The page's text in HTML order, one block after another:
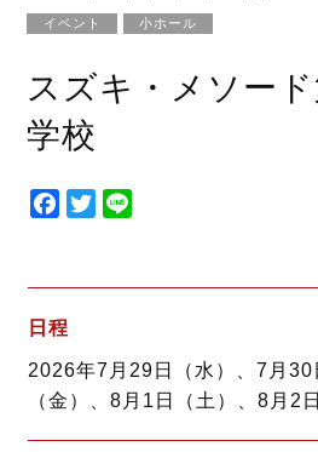
イベント 小ホール
スズキ・メソー
学校
F
e
b
o
k
T
t
r
e
日程
2026年7月29日（水）、7月30
（金）、8月1日（土）、8月2